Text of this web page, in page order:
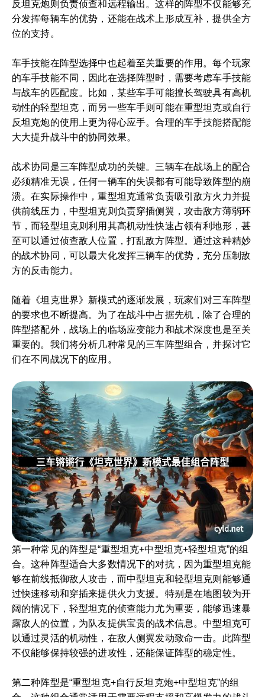
反坦克炮则负责侦查和远程输出。这样的阵型不仅能够充
分发挥每辆车的优势，还能在战术上形成互补，提供全方
位的支持。
车手技能在阵型选择中也起着至关重要的作用。每个玩家
的车手技能不同，因此在选择阵型时，需要考虑车手技能
与战车的匹配度。比如，某些车手可能擅长驾驶具有高机
动性的轻型坦克，而另一些车手则可能在重型坦克或自行
反坦克炮的使用上更为得心应手。合理的车手技能搭配能
大大提升战斗中的协同效果。
战术协同是三车阵型成功的关键。三辆车在战场上的配合
必须精准无误，任何一辆车的失误都有可能导致阵型的崩
溃。在实际操作中，重型坦克通常负责吸引敌方火力并提
供前线压力，中型坦克则负责穿插侧翼，攻击敌方薄弱环
节，而轻型坦克则利用其高机动性快速占领有利地形，甚
至可以通过侦查敌人位置，打乱敌方阵型。通过这种精妙
的战术协同，可以最大化发挥三辆车的优势，充分压制敌
方的反击能力。
随着《坦克世界》新模式的逐渐发展，玩家们对三车阵型
的要求也不断提高。为了在战斗中占据先机，除了合理的
阵型搭配外，战场上的临场应变能力和战术深度也是至关
重要的。我们将分析几种常见的三车阵型组合，并探讨它
们在不同战况下的应用。
第一种常见的阵型是“重型坦克+中型坦克+轻型坦克”的组
合。这种阵型适合大多数情况下的对抗，因为重型坦克能
够在前线抵御敌人攻击，而中型坦克和轻型坦克则能够通
过快速移动和穿插来提供火力支援。特别是在地图较为开
阔的情况下，轻型坦克的侦查能力尤为重要，能够迅速暴
露敌人的位置，为队友提供宝贵的战术信息。中型坦克可
以通过灵活的机动性，在敌人侧翼发动致命一击。此阵型
不仅能够保持较强的进攻性，还能保证阵型的稳定性。
第二种阵型是“重型坦克+自行反坦克炮+中型坦克”的组